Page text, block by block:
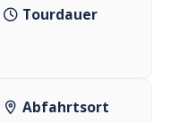
Tourdauer
Abfahrtsort